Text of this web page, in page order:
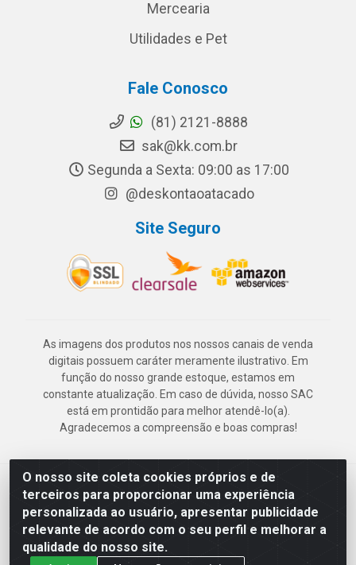
O nosso site coleta cookies próprios e de
terceiros para proporcionar uma experiência
personalizada ao usuário, apresentar publicidade
relevante de acordo com o seu perfil e melhorar a
qualidade do nosso site.
Mercearia
Utilidades e Pet
Fale Conosco
(81) 2121-8888
sak@kk.com.br
Segunda a Sexta: 09:00 as 17:00
@deskontaoatacado
Site Seguro
As imagens dos produtos nos nossos canais de venda
digitais possuem caráter meramente ilustrativo. Em
função do nosso grande estoque, estamos em
constante atualização. Em caso de dúvida, nosso SAC
está em prontidão para melhor atendê-lo(a).
Agradecemos a compreensão e boas compras!
Deskontão Atacado - Av. Marechal Mascarenhas de Morais, 2471 -
Imbiribeira - Recife/PE - CEP 51.150-001 - CNPJ 24.150.377/0003-
57